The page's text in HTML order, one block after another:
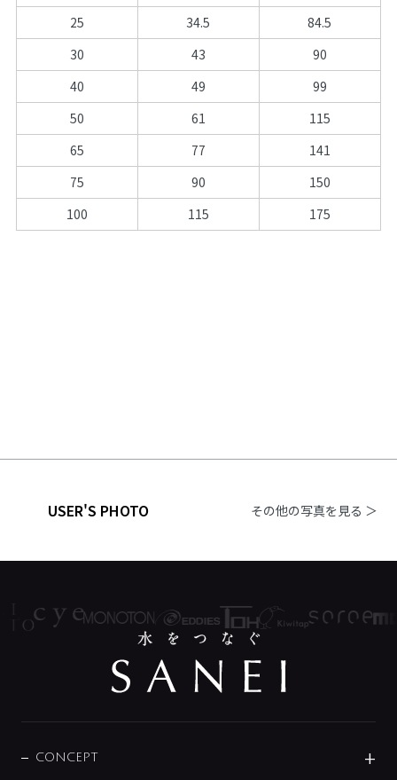
25
34.5
84.5
30
43
90
40
49
99
50
61
115
65
77
141
75
90
150
100
115 175
USER'S PHOTO その他の写真を見る ＞
CONCEPT